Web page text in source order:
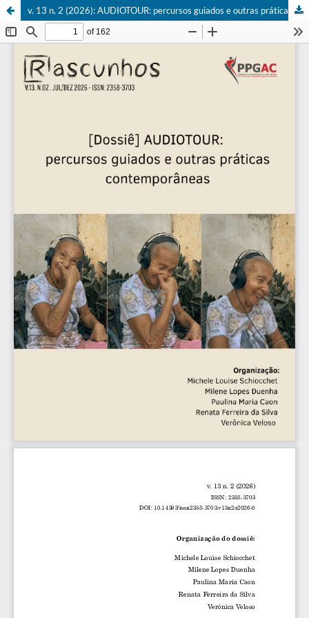
v. 13 n. 2 (2026): AUDIOTOUR: percursos guiados e outras práticas da cena contemporânea expandida